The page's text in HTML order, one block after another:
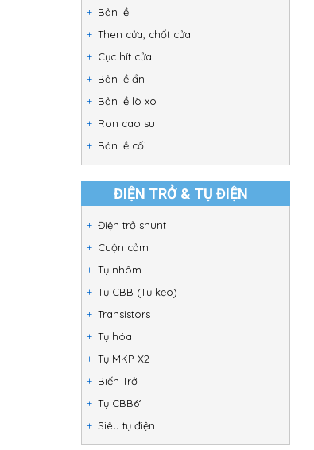
Bản lề
Then cửa, chốt cửa
Cục hít cửa
Bản lề ẩn
Bản lề lò xo
Ron cao su
Bản lề cối
ĐIỆN TRỞ & TỤ ĐIỆN
Điện trở shunt
Cuộn cảm
Tụ nhôm
Tụ CBB (Tụ kẹo)
Transistors
Tụ hóa
Tụ MKP-X2
Biến Trở
Tụ CBB61
Siêu tụ điện